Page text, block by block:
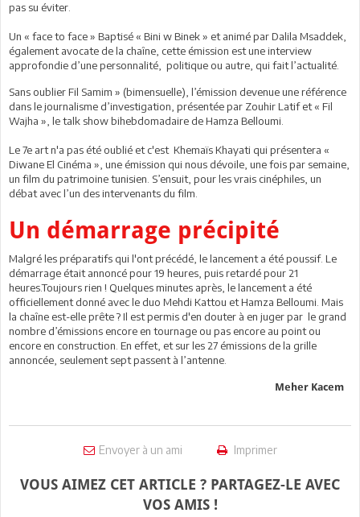
pas su éviter.
Un « face to face » Baptisé « Bini w Binek » et animé par Dalila Msaddek,
également avocate de la chaîne, cette émission est une interview
approfondie d’une personnalité, politique ou autre, qui fait l’actualité.
Sans oublier Fil Samim » (bimensuelle), l’émission devenue une référence
dans le journalisme d’investigation, présentée par Zouhir Latif et « Fil
Wajha », le talk show bihebdomadaire de Hamza Belloumi.
Le 7e art n'a pas été oublié et c'est Khemaïs Khayati qui présentera «
Diwane El Cinéma », une émission qui nous dévoile, une fois par semaine,
un film du patrimoine tunisien. S’ensuit, pour les vrais cinéphiles, un
débat avec l’un des intervenants du film.
Un démarrage précipité
Malgré les préparatifs qui l'ont précédé, le lancement a été poussif. Le
démarrage était annoncé pour 19 heures, puis retardé pour 21
heures.Toujours rien ! Quelques minutes après, le lancement a été
officiellement donné avec le duo Mehdi Kattou et Hamza Belloumi. Mais
la chaîne est-elle prête ? Il est permis d'en douter à en juger par le grand
nombre d’émissions encore en tournage ou pas encore au point ou
encore en construction. En effet, et sur les 27 émissions de la grille
annoncée, seulement sept passent à l’antenne.
Meher Kacem
Envoyer à un ami Imprimer
VOUS AIMEZ CET ARTICLE ? PARTAGEZ-LE AVEC
VOS AMIS !